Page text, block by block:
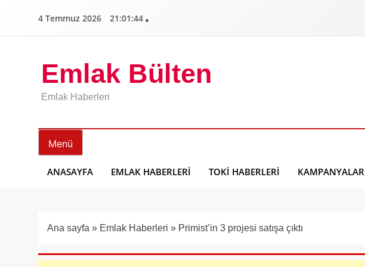
4 Temmuz 2026 21:01:45
Emlak Bülten
Emlak Haberleri
Menü
ANASAYFA EMLAK HABERLERI TOKI HABERLERI KAMPANYALAR
Ana sayfa » Emlak Haberleri » Primist’in 3 projesi satışa çıktı